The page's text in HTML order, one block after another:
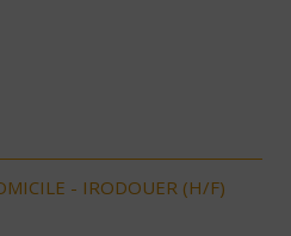
- IRODOUER (H/F)